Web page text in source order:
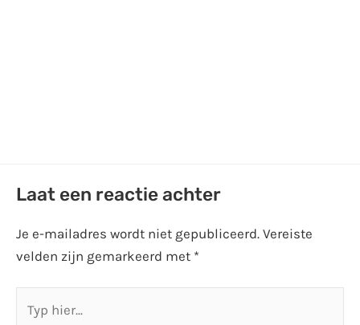
Laat een reactie achter
Je e-mailadres wordt niet gepubliceerd. Vereiste
velden zijn gemarkeerd met *
hier...